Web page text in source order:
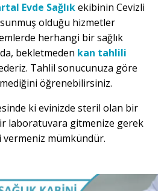
Evde Sağlıkekibinin Cevizli
olduğu hizmetler
herhangi bir sağlık
bekletmeden kan tahlili
Tahlil sonucunuza göre
öğrenebilirsiniz.
ki evinizde steril olan bir
laboratuvara gitmenize gerek
mümkündür.